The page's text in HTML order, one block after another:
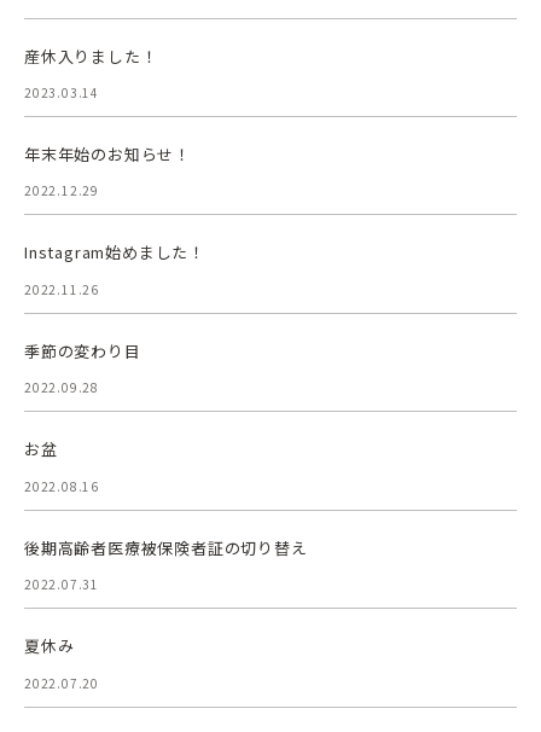
産休入りました！
2023.03.14
年末年始のお知らせ！
2022.12.29
Instagram始めました！
2022.11.26
季節の変わり目
2022.09.28
お盆
2022.08.16
後期高齢者医療被保険者証の切り替え
2022.07.31
夏休み
2022.07.20